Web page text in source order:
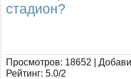
стадион?
Просмотров: 18652 |
Рейтинг: 5.0/2